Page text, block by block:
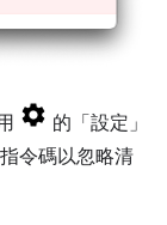
的「設定」
令碼以忽略清